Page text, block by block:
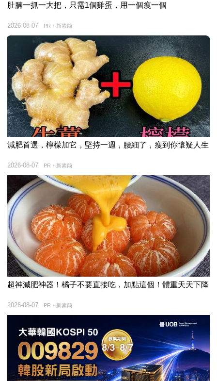
肚腩一抓一大把，只需1個雞蛋，用一個瘦一個
PR・新素簡
2026-08-07
減肥首選，檸檬加它，堅持一週，腰細了，瘦到你懷疑人生
PR・新素簡
2026-08-07
超神減肥神器！橘子不要直接吃，加點這個！體重天天下降
PR・新素簡
2026-08-07